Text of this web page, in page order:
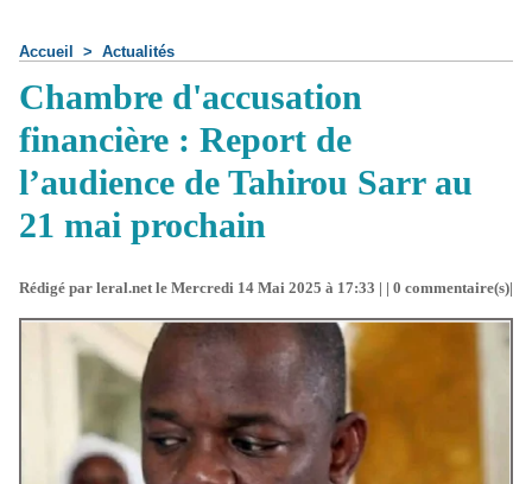
Accueil > Actualités
Chambre d'accusation
financière : Report de
l’audience de Tahirou Sarr au
21 mai prochain
Rédigé par leral.net le Mercredi 14 Mai 2025 à 17:33 | | 0 commentaire(s)|